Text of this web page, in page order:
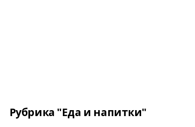
Рубрика "Еда и напитки"